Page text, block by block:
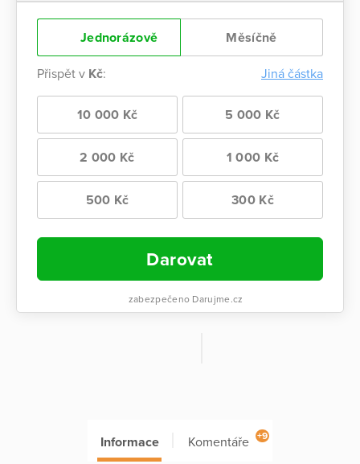
Jednorázově Měsíčně
Přispět v Kč: Jiná částka
10 000 Kč 5 000 Kč
2 000 Kč 1 000 Kč
500 Kč 300 Kč
Darovat
zabezpečeno Darujme.cz
Informace Komentáře +9